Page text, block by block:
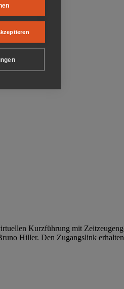
Kurzführung mit
Hiller. Den Zugangslink